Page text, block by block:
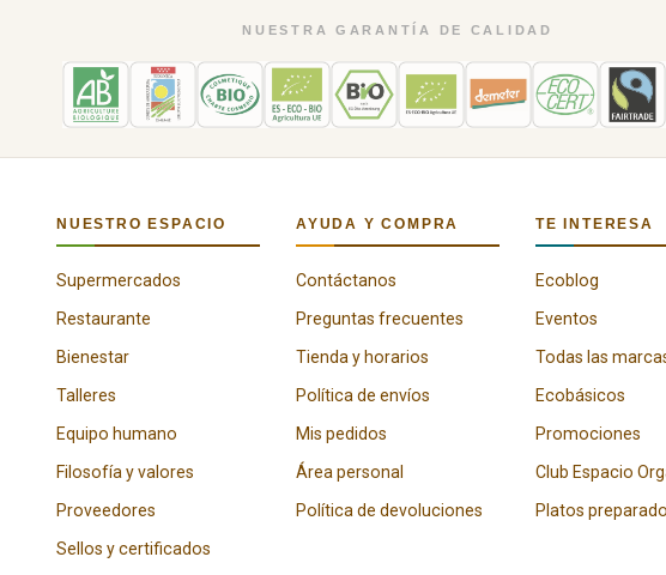
NUESTRA GARANTÍA DE CALIDAD
NUESTRO ESPACIO
Supermercados
Restaurante
Bienestar
Talleres
Equipo humano
Filosofía y valores
Proveedores
Sellos y certificados
AYUDA Y COMPRA
Contáctanos
Preguntas frecuentes
Tienda y horarios
Política de envíos
Mis pedidos
Área personal
Política de devoluciones
TE INTERESA
Ecoblog
Eventos
Todas las
Ecobásicos
Promociones
Club Espacio
Platos